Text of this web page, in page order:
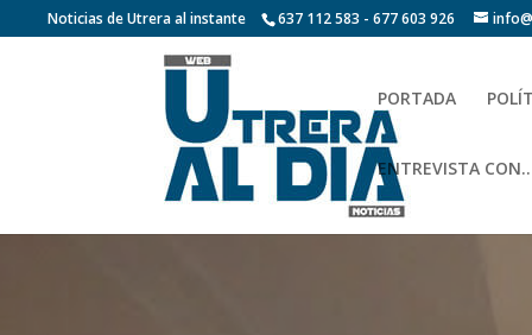
Noticias de Utrera al instante 637 112 583 - 677 603 926
PORTADA
ENTREVISTA